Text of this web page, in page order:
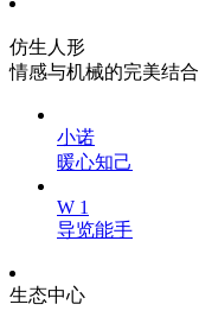
仿生人形
情感与机械的完美结合
小诺
暖心知己
W 1
导览能手
生态中心